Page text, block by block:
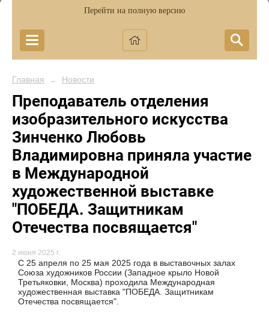
Перейти на полную версию
Главная → Новости
Преподаватель отделения
изобразительного искусства
Зинченко Любовь
Владимировна приняла участие
в Международной
художественной выставке
"ПОБЕДА. Защитникам
Отечества посвящается"
2 июня 2025 г.
С 25 апреля по 25 мая 2025 года в выставочных залах
Союза художников России (Западное крыло Новой
Третьяковки, Москва) проходила Международная
художественная выставка "ПОБЕДА. Защитникам
Отечества посвящается".